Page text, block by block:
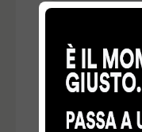
TELEFONO*